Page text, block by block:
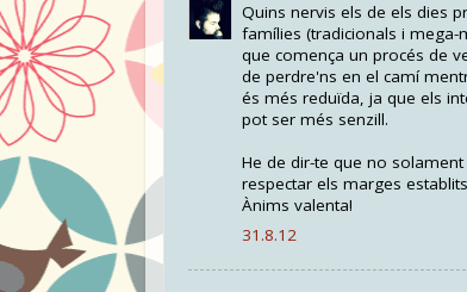
Quins nervis els de els dies
famílies (tradicionals i mega-
que comença un procés de
de perdre'ns en el camí
és més reduïda, ja que els
pot ser més senzill.
He de dir-te que no
respectar els marges
Ànims valenta!
31.8.12